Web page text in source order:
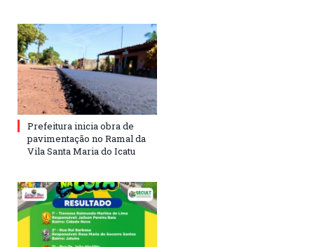
Prefeitura inicia obra de
pavimentação no Ramal da
Vila Santa Maria do Icatu